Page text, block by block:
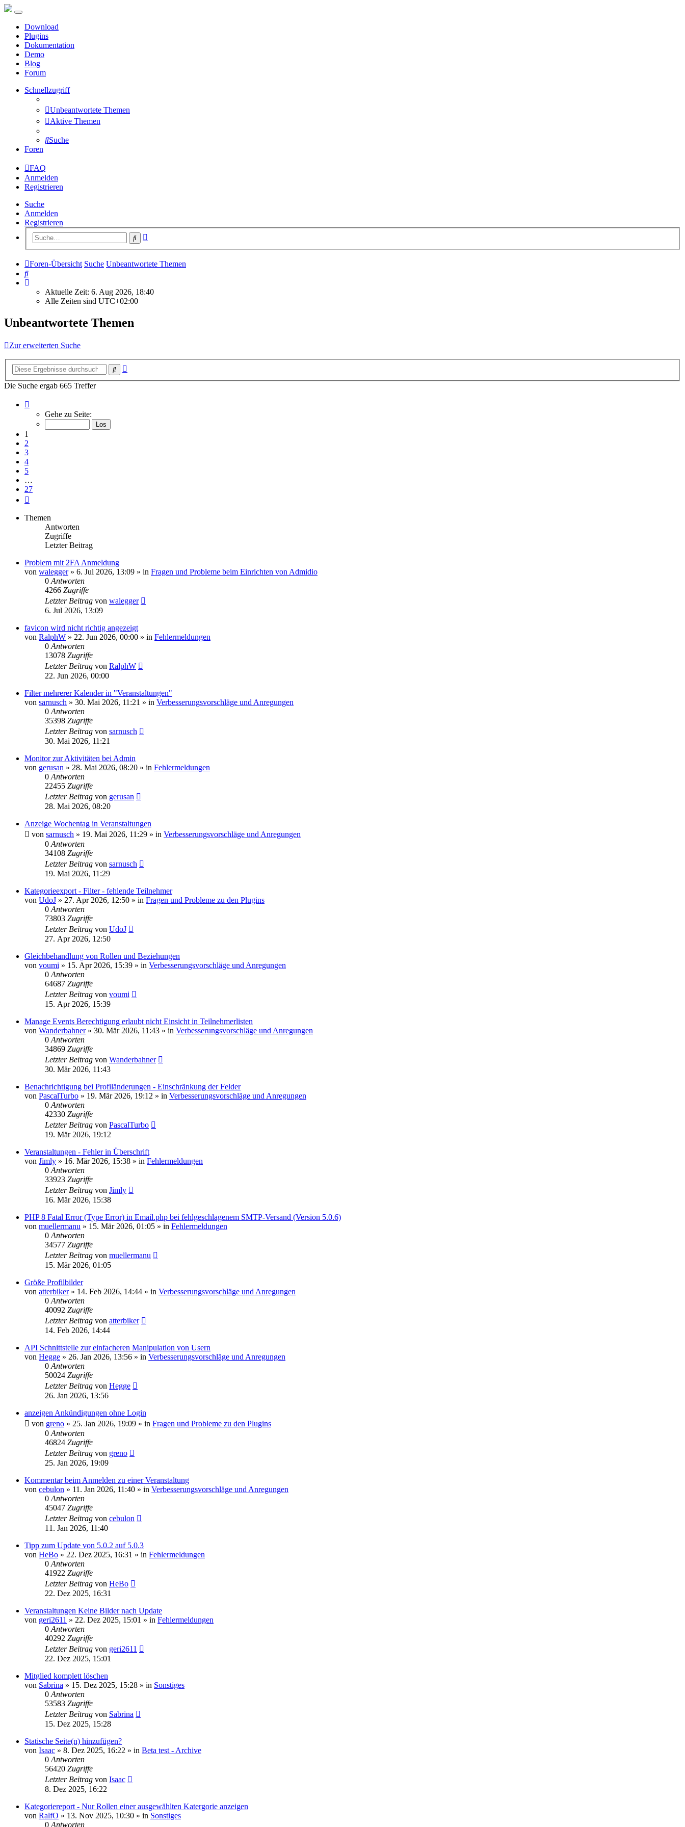
Download
Plugins
Dokumentation
Demo
Blog
Forum
Schnellzugriff
Unbeantwortete Themen
Aktive Themen
Suche
Foren
FAQ
Anmelden
Registrieren
Suche
Anmelden
Registrieren
Suche
Foren-Übersicht Suche Unbeantwortete Themen
Suche
Aktuelle Zeit: 6. Aug 2026, 18:40
Alle Zeiten sind UTC+02:00
Unbeantwortete Themen
Zur erweiterten Suche
Suche
Die Suche ergab 665 Treffer
von
Gehe zu Seite:
1
2
3
4
5
…
27
Themen
Antworten
Zugriffe
Letzter Beitrag
Problem mit 2FA Anmeldung
von walegger» 6. Jul 2026, 13:09 » in Fragen und Probleme beim Einrichten von Admidio
0 Antworten
4266 Zugriffe
Letzter Beitrag von walegger
6. Jul 2026, 13:09
favicon wird nicht richtig angezeigt
von RalphW » 22. Jun 2026, 00:00 » in Fehlermeldungen
0 Antworten
13078 Zugriffe
Letzter Beitrag von RalphW
22. Jun 2026, 00:00
Filter mehrerer Kalender in "Veranstaltungen"
von sarnusch » 30. Mai 2026, 11:21 » in Verbesserungsvorschläge und Anregungen
0 Antworten
35398 Zugriffe
Letzter Beitrag von sarnusch
30. Mai 2026, 11:21
Monitor zur Aktivitäten bei Admin
von gerusan » 28. Mai 2026, 08:20 » in Fehlermeldungen
0 Antworten
22455 Zugriffe
Letzter Beitrag von gerusan
28. Mai 2026, 08:20
Anzeige Wochentag in Veranstaltungen
von sarnusch » 19. Mai 2026, 11:29 » in Verbesserungsvorschläge und Anregungen
0 Antworten
34108 Zugriffe
Letzter Beitrag von sarnusch
19. Mai 2026, 11:29
Kategorieexport - Filter - fehlende Teilnehmer
von UdoJ » 27. Apr 2026, 12:50 » in Fragen und Probleme zu den Plugins
0 Antworten
73803 Zugriffe
Letzter Beitrag von UdoJ
27. Apr 2026, 12:50
Gleichbehandlung von Rollen und Beziehungen
von voumi » 15. Apr 2026, 15:39 » in Verbesserungsvorschläge und Anregungen
0 Antworten
64687 Zugriffe
Letzter Beitrag von voumi
15. Apr 2026, 15:39
Manage Events Berechtigung erlaubt nicht Einsicht in Teilnehmerlisten
von Wanderbahner» 30. Mär 2026, 11:43 » in Verbesserungsvorschläge und Anregungen
0 Antworten
34869 Zugriffe
Letzter Beitrag von Wanderbahner
30. Mär 2026, 11:43
Benachrichtigung bei Profiländerungen - Einschränkung der Felder
von PascalTurbo » 19. Mär 2026, 19:12 » in Verbesserungsvorschläge und Anregungen
0 Antworten
42330 Zugriffe
Letzter Beitrag von PascalTurbo
19. Mär 2026, 19:12
Veranstaltungen - Fehler in Überschrift
von Jimly » 16. Mär 2026, 15:38 » in Fehlermeldungen
0 Antworten
33923 Zugriffe
Letzter Beitrag von Jimly
16. Mär 2026, 15:38
PHP 8 Fatal Error (Type Error) in Email.php bei fehlgeschlagenem SMTP-Versand (Version 5.0.6)
von muellermanu » 15. Mär 2026, 01:05 » in Fehlermeldungen
0 Antworten
34577 Zugriffe
Letzter Beitrag von muellermanu
15. Mär 2026, 01:05
Größe Profilbilder
von atterbiker» 14. Feb 2026, 14:44 » in Verbesserungsvorschläge und Anregungen
0 Antworten
40092 Zugriffe
Letzter Beitrag von atterbiker
14. Feb 2026, 14:44
API Schnittstelle zur einfacheren Manipulation von Usern
von Hegge » 26. Jan 2026, 13:56 » in Verbesserungsvorschläge und Anregungen
0 Antworten
50024 Zugriffe
Letzter Beitrag von Hegge
26. Jan 2026, 13:56
anzeigen Ankündigungen ohne Login
von greno » 25. Jan 2026, 19:09 » in Fragen und Probleme zu den Plugins
0 Antworten
46824 Zugriffe
Letzter Beitrag von greno
25. Jan 2026, 19:09
Kommentar beim Anmelden zu einer Veranstaltung
von cebulon » 11. Jan 2026, 11:40 » in Verbesserungsvorschläge und Anregungen
0 Antworten
45047 Zugriffe
Letzter Beitrag von cebulon
11. Jan 2026, 11:40
Tipp zum Update von 5.0.2 auf 5.0.3
von HeBo » 22. Dez 2025, 16:31 » in Fehlermeldungen
0 Antworten
41922 Zugriffe
Letzter Beitrag von HeBo
22. Dez 2025, 16:31
Veranstaltungen Keine Bilder nach Update
von geri2611 » 22. Dez 2025, 15:01 » in Fehlermeldungen
0 Antworten
40292 Zugriffe
Letzter Beitrag von geri2611
22. Dez 2025, 15:01
Mitglied komplett löschen
von Sabrina » 15. Dez 2025, 15:28 » in Sonstiges
0 Antworten
53583 Zugriffe
Letzter Beitrag von Sabrina
15. Dez 2025, 15:28
Statische Seite(n) hinzufügen?
von Isaac » 8. Dez 2025, 16:22 » in Beta test - Archive
0 Antworten
56420 Zugriffe
Letzter Beitrag von Isaac
8. Dez 2025, 16:22
Kategoriereport - Nur Rollen einer ausgewählten Katergorie anzeigen
von RalfO » 13. Nov 2025, 10:30 » in Sonstiges
0 Antworten